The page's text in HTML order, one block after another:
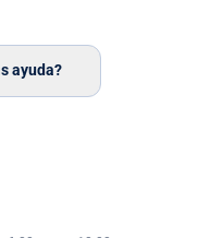
ayuda?